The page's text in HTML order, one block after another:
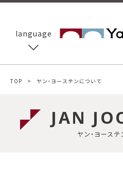
language
TOP ヤン・ヨーステンについて
JAN
ヤン・ヨース